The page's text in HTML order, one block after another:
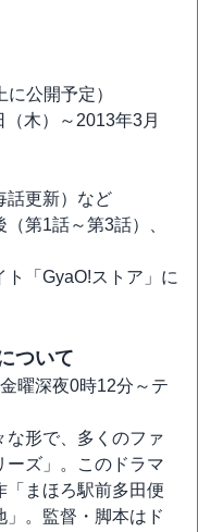
公開予定）
（木）～2013年3月
話更新）など
第1話～第3話）、
「GyaO!ストア」に
ついて
曜深夜0時12分～テ
な形で、多くのファ
ーズ」。このドラマ
「まほろ駅前多田便
。監督・脚本はド